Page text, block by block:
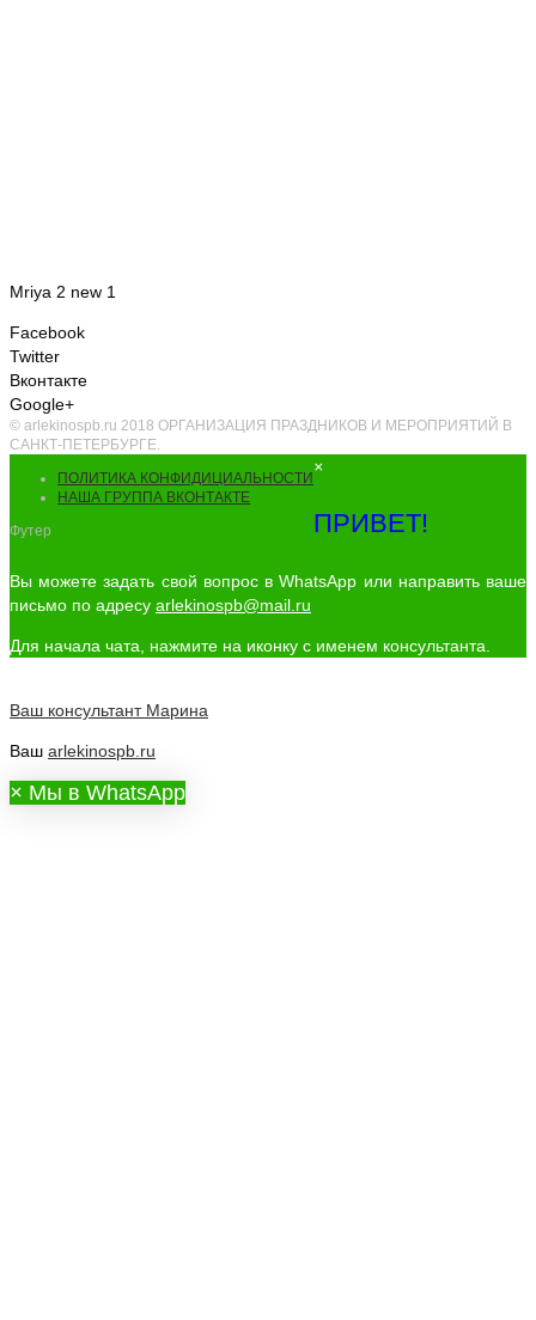
Mriya 2 new 1
Facebook
Twitter
Вконтакте
Google+
© arlekinospb.ru 2018 ОРГАНИЗАЦИЯ ПРАЗДНИКОВ И МЕРОПРИЯТИЙ В
САНКТ-ПЕТЕРБУРГЕ.
ПОЛИТИКА КОНФИДИЦИАЛЬНОСТИ
НАША ГРУППА ВКОНТАКТЕ
Футер
×
ПРИВЕТ!
Вы можете задать свой вопрос в WhatsApp или направить ваше
письмо по адресу arlekinospb@mail.ru
Для начала чата, нажмите на иконку с именем консультанта.
Ваш консультант Марина
Ваш arlekinospb.ru
× Мы в WhatsApp